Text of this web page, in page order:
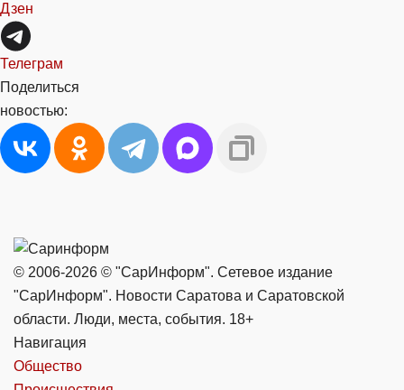
Дзен
Телеграм
Поделиться
новостью:
© 2006-2026 © "СарИнформ". Сетевое издание
"СарИнформ". Новости Саратова и Саратовской
области. Люди, места, события. 18+
Навигация
Общество